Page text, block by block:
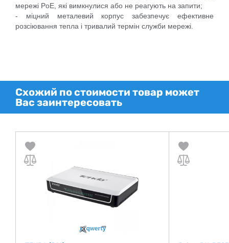
мережі PoE, які вимкнулися або не реагують на запити;
- міцний металевий корпус забезпечує ефективне
розсіювання тепла і тривалий термін служби мережі.
Схожий по стоимости товар может
Вас заинтересовать